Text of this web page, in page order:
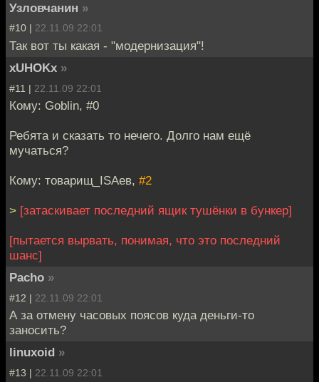
Узловчанин »
#10 | 22.11.09 22:01
Так вот ты какая - "модернизация"!
xUHOKx »
#11 | 22.11.09 22:01
Кому: Goblin, #0
Ребята и сказать то нечего. Долго нам ещё
мучаться?
Кому: товарищ_ISAев, #2
> [затаскивает последний ящик тушёнки в бункер]
[пытается вырвать, понимая, что это последний
шанс]
Pacho »
#12 | 22.11.09 22:01
А за отмену часовых поясов куда деньги-то
заносить?
linuxoid »
#13 | 22.11.09 22:01